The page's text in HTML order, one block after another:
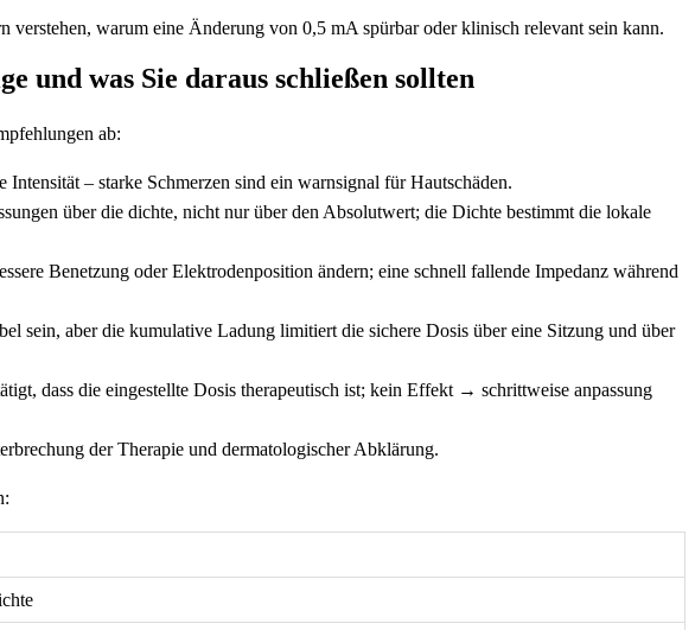
warum eine Änderung ​von 0,5 mA spürbar ​oder klinisch relevant sein kann.
und was Sie daraus schließen ‌sollten
ab:
– starke Schmerzen sind ein warnsignal für Hautschäden.
über die dichte, nicht ⁣nur über den Absolutwert; die Dichte bestimmt die lokale
Benetzung oder Elektrodenposition ändern; eine​ schnell fallende Impedanz während
sein, ‌aber die kumulative Ladung limitiert die ⁤sichere Dosis über eine Sitzung und über
dass die eingestellte Dosis therapeutisch ⁣ist; kein Effekt → schrittweise anpassung
der Therapie und dermatologischer Abklärung.